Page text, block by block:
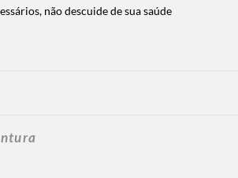
não descuide de sua saúde